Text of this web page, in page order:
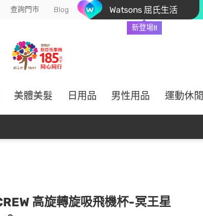
查詢門市 Blog Watsons 屈氏生活
新登場!!
美體美髮 日用品 男性用品 運動休閒
高旋轉旋吸飛機杯-冥王星